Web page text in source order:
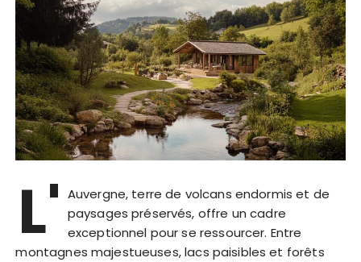
L' Auvergne, terre de volcans endormis et de
paysages préservés, offre un cadre
exceptionnel pour se ressourcer. Entre
montagnes majestueuses, lacs paisibles et forêts